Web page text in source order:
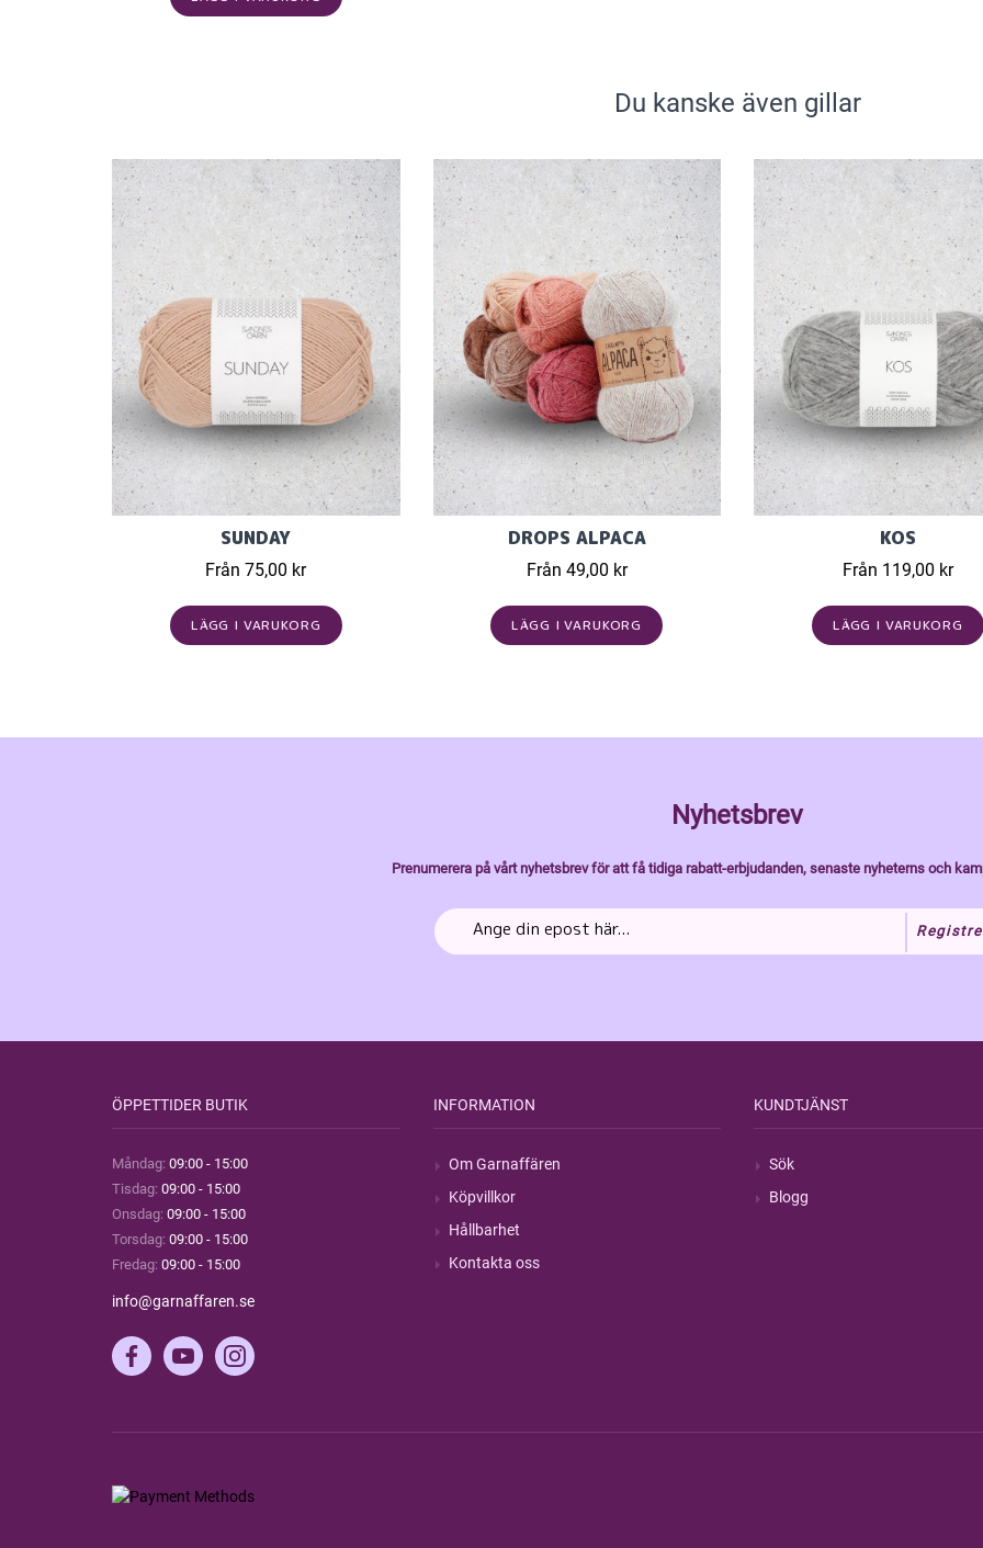
Du kanske även gillar
SUNDAY
Från 75,00 kr
LÄGG I VARUKORG
DROPS ALPACA
Från 49,00 kr
LÄGG I VARUKORG
KOS
Från 119,00 kr
LÄGG I VARUKORG
Nyhetsbrev
Prenumerera på vårt nyhetsbrev för att få tidiga rabatt-erbjudanden, senaste nyheterns och
ÖPPETTIDER BUTIK
Måndag: 09:00 - 15:00
Tisdag: 09:00 - 15:00
Onsdag: 09:00 - 15:00
Torsdag: 09:00 - 15:00
Fredag: 09:00 - 15:00
info@garnaffaren.se
INFORMATION
Om Garnaffären
Köpvillkor
Hållbarhet
Kontakta oss
KUNDTJÄNST
Sök
Blogg